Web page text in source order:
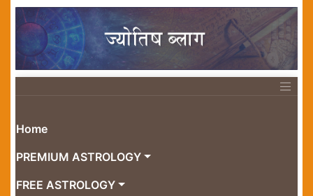
Home
PREMIUM ASTROLOGY
FREE ASTROLOGY